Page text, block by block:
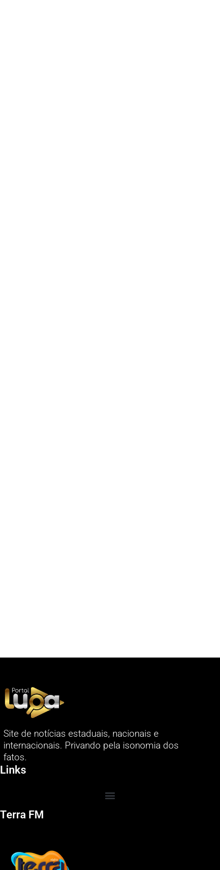
Site de notícias estaduais, nacionais e
internacionais. Privando pela isonomia dos
fatos.
Links
Terra FM